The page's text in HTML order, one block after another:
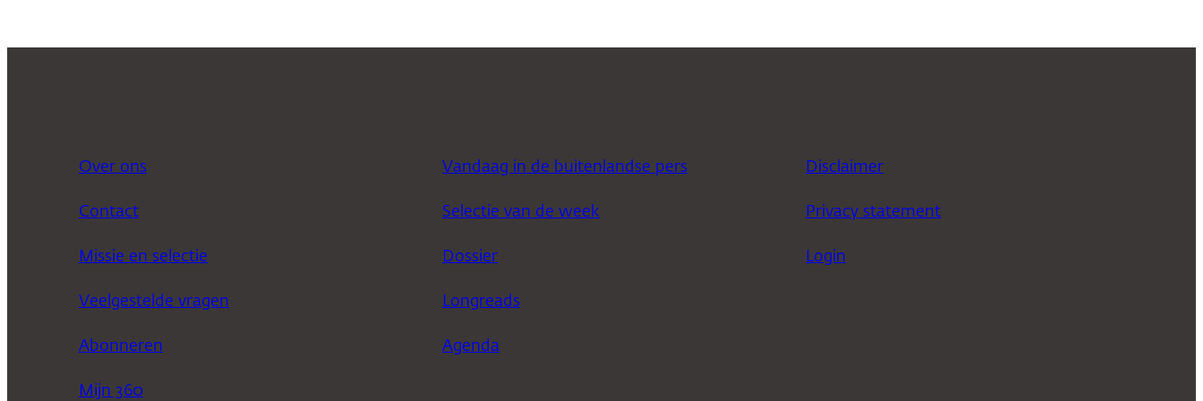
Over ons
Contact
Missie en selectie
Veelgestelde vragen
Abonneren
Mijn 360
Vandaag in de buitenlandse pers
Selectie van de week
Dossier
Longreads
Agenda
Disclaimer
Privacy statement
Login